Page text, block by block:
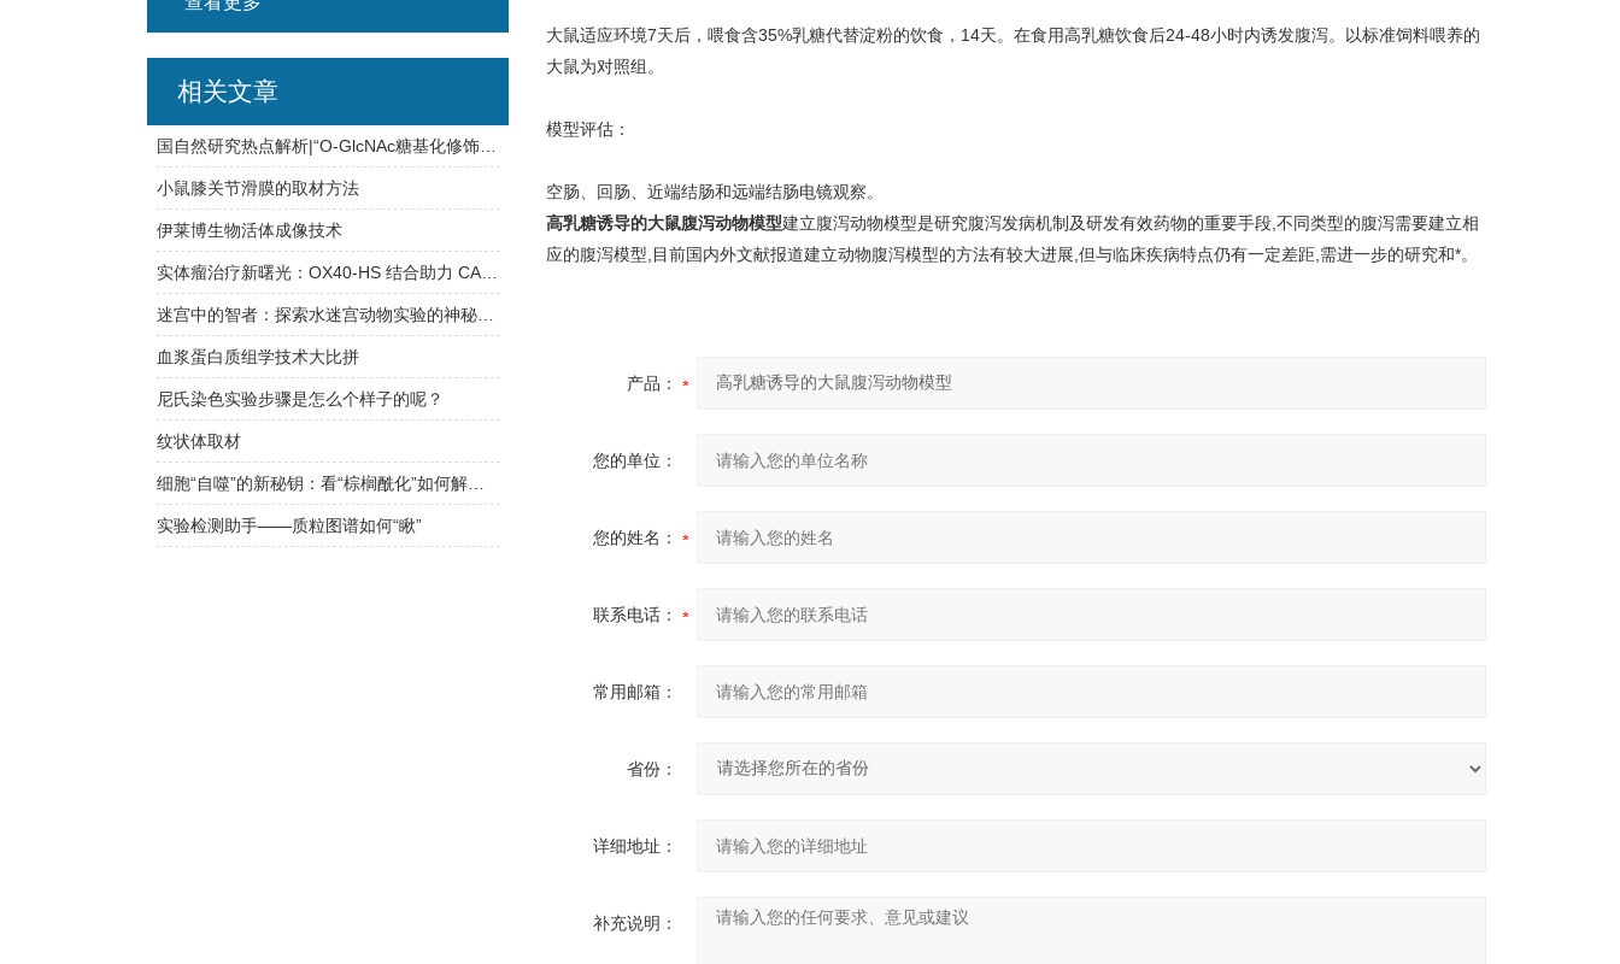
大鼠适应环境7天后，喂食含35%乳糖代替淀粉的饮食，14天。在食用高乳糖饮食后24-48小时内诱发腹泻。以标准饲料喂养的
大鼠为对照组。
模型评估：
空肠、回肠、近端结肠和远端结肠电镜观察。
高乳糖诱导的大鼠腹泻动物模型建立腹泻动物模型是研究腹泻发病机制及研发有效药物的重要手段,不同类型的腹泻需要建立相
应的腹泻模型,目前国内外文献报道建立动物腹泻模型的方法有较大进展,但与临床疾病特点仍有一定差距,需进一步的研究和*。
产品：
您的单位：
您的姓名：
联系电话：
常用邮箱：
省份：
详细地址：
补充说明：
相关文章
国自然研究热点解析|“O-GlcNAc糖基化修饰”：拿基金发paper都靠它！
小鼠膝关节滑膜的取材方法
伊莱博生物活体成像技术
实体瘤治疗新曙光：OX40-HS 结合助力 CAR-T 细胞穿透肿瘤，疗效大提升
迷宫中的智者：探索水迷宫动物实验的神秘特点
血浆蛋白质组学技术大比拼
尼氏染色实验步骤是怎么个样子的呢？
纹状体取材
细胞“自噬”的新秘钥：看“棕榈酰化”如何解锁自噬体形成的奥秘
实验检测助手——质粒图谱如何“瞅”